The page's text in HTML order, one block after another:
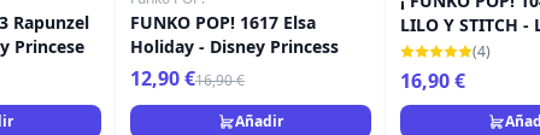
Rapunzel
Princese
FUNKO POP! 1617 Elsa
Holiday - Disney Princess
12,90 €16,90 €
Añadir
LILO Y STITCH -
(4)
16,90 €